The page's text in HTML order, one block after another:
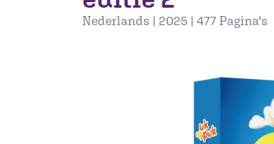
Nederlands | 2025 | 477 Pagina's